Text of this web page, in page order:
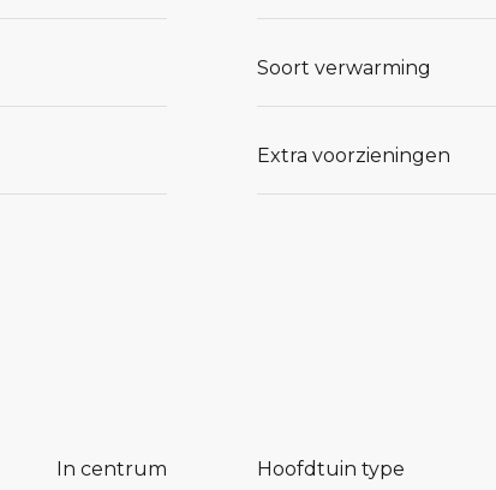
Soort verwarming
Extra voorzieningen
In centrum Hoofdtuin type